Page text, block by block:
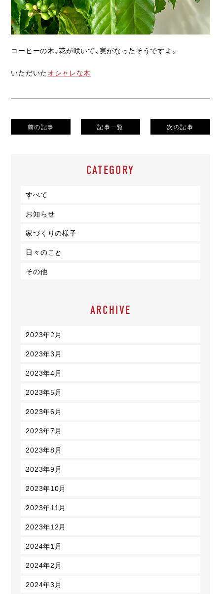
ブログ
会社概要
スタッフ紹介
採用情報
コーヒーの木、花が咲いて、実がなったそうですよ。
いただいたオシャレな木
前の記事 記事一覧 次の記事
CATEGORY
すべて
お知らせ
家づくりの様子
日々のこと
その他
ARCHIVE
2023年2月
2023年3月
2023年4月
2023年5月
2023年6月
2023年7月
2023年8月
2023年9月
2023年10月
2023年11月
2023年12月
2024年1月
2024年2月
2024年3月